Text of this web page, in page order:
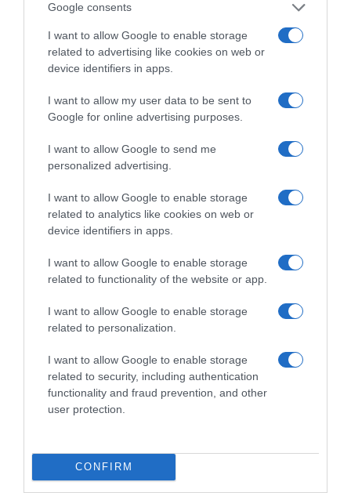
Google consents
I want to allow Google to enable storage
related to advertising like cookies on web or
device identifiers in apps.
I want to allow my user data to be sent to
Google for online advertising purposes.
I want to allow Google to send me
personalized advertising.
I want to allow Google to enable storage
related to analytics like cookies on web or
device identifiers in apps.
I want to allow Google to enable storage
related to functionality of the website or app.
I want to allow Google to enable storage
related to personalization.
I want to allow Google to enable storage
related to security, including authentication
functionality and fraud prevention, and other
user protection.
CONFIRM
Παρακαλώ Περιμένετε...
ΛΟΓΑΡΙΑΣΜΟΣ - ΛΙΟΛΙΟΥ ΚΑΤΕΡΙΝΑ
Παρακαλώ Περιμένετε...